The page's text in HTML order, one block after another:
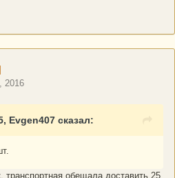
2016
Evgen407 сказал:
транспортная обещала доставить 25